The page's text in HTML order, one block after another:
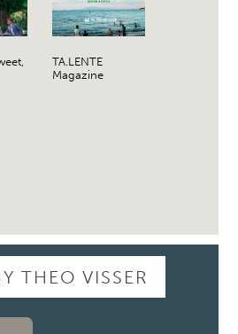
TA.LENTE
Magazine
THEO VISSER